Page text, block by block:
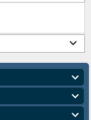
GLS
GSI
Elite